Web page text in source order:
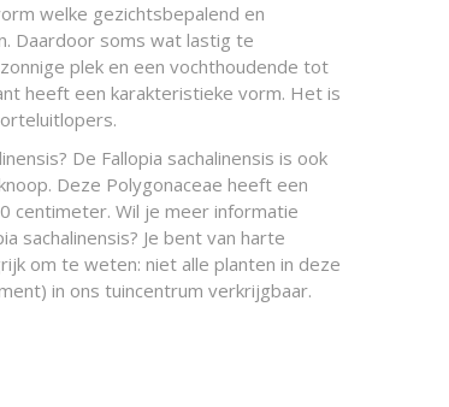
welke gezichtsbepalend en
Daardoor soms wat lastig te
plek en een vochthoudende tot
heeft een karakteristieke vorm. Het is
De Fallopia sachalinensis is ook
Deze Polygonaceae heeft een
centimeter. Wil je meer informatie
sachalinensis? Je bent van harte
om te weten: niet alle planten in deze
in ons tuincentrum verkrijgbaar.